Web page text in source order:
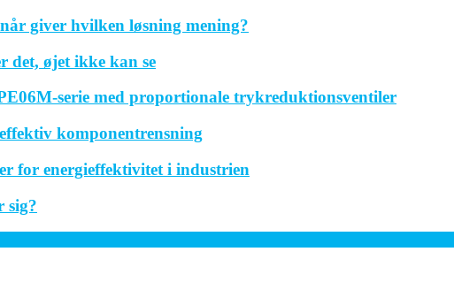
giver hvilken løsning mening?
det, øjet ikke kan se
serie med proportionale trykreduktionsventiler
komponentrensning
for energieffektivitet i industrien
sig?